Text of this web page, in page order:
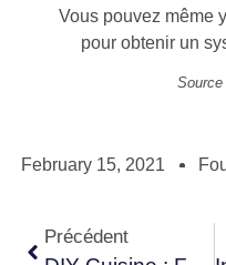
Vous pouvez même
pour obtenir un
February 15, 2021
Précédent